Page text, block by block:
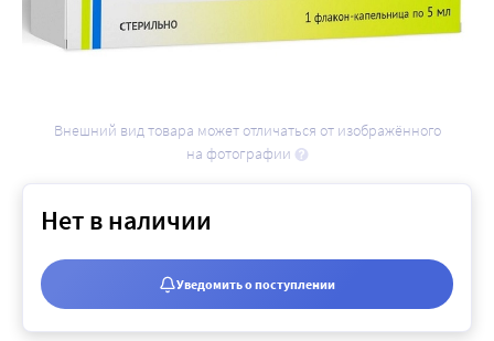
Внешний вид товара может отличаться от изображённого
на фотографии
Нет в наличии
Уведомить о поступлении